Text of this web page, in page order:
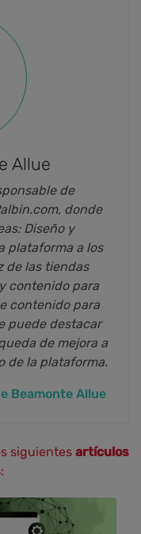
Allue
de
donde
Diseño y
plataforma a los
de las tiendas
contenido para
contenido para
puede destacar
de mejora a
de la plataforma.
Beamonte Allue
siguientes artículos
: